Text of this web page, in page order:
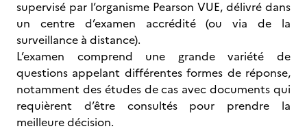
supervisé par l’organisme Pearson VUE, délivré dans
un centre d’examen accrédité (ou via de la
surveillance à distance).
L’examen comprend une grande variété de
questions appelant différentes formes de réponse,
notamment des études de cas avec documents qui
requièrent d’être consultés pour prendre la
meilleure décision.